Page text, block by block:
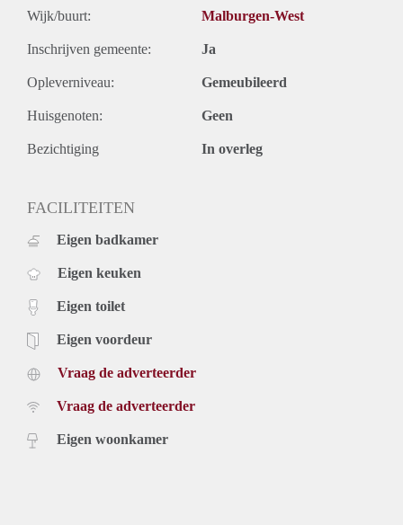
Wijk/buurt: Malburgen-West
Inschrijven gemeente: Ja
Opleverniveau: Gemeubileerd
Huisgenoten: Geen
Bezichtiging In overleg
FACILITEITEN
Eigen badkamer
Eigen keuken
Eigen toilet
Eigen voordeur
Vraag de adverteerder
Vraag de adverteerder
Eigen woonkamer